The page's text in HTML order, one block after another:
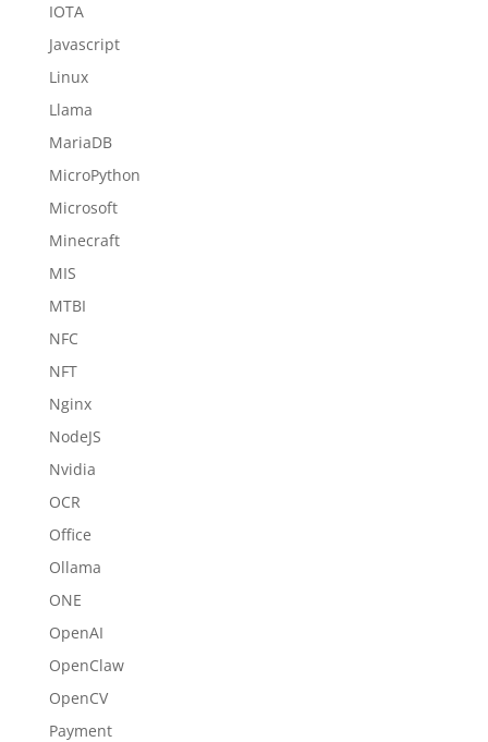
IOTA
Javascript
Linux
Llama
MariaDB
MicroPython
Microsoft
Minecraft
MIS
MTBI
NFC
NFT
Nginx
NodeJS
Nvidia
OCR
Office
Ollama
ONE
OpenAI
OpenClaw
OpenCV
Payment